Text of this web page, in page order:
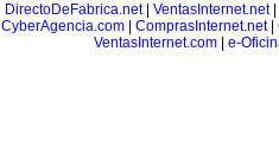
DirectoDeFabrica.net| VentasInternet.net|
CyberAgencia.com| ComprasInternet.net|
VentasInternet.com
e-